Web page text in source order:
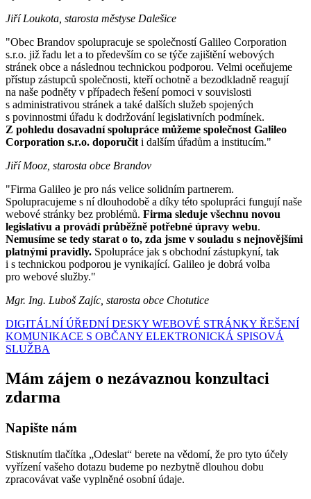
Jiří Loukota, starosta městyse Dalešice
"Obec Brandov spolupracuje se společností Galileo Corporation
s.r.o. již řadu let a to především co se týče zajištění webových
stránek obce a následnou technickou podporou. Velmi oceňujeme
přístup zástupců společnosti, kteří ochotně a bezodkladně reagují
na naše podněty v případech řešení pomoci v souvislosti
s administrativou stránek a také dalších služeb spojených
s povinnostmi úřadu k dodržování legislativních podmínek.
Z pohledu dosavadní spolupráce můžeme společnost Galileo
Corporation s.r.o. doporučit i dalším úřadům a institucím."
Jiří Mooz, starosta obce Brandov
"Firma Galileo je pro nás velice solidním partnerem.
Spolupracujeme s ní dlouhodobě a díky této spolupráci fungují naše
webové stránky bez problémů. Firma sleduje všechnu novou
legislativu a provádí průběžně potřebné úpravy webu.
Nemusíme se tedy starat o to, zda jsme v souladu s nejnovějšími
platnými pravidly. Spolupráce jak s obchodní zástupkyní, tak
i s technickou podporou je vynikající. Galileo je dobrá volba
pro webové služby."
Mgr. Ing. Luboš Zajíc, starosta obce Chotutice
DIGITÁLNÍ ÚŘEDNÍ DESKY WEBOVÉ STRÁNKY ŘEŠENÍ
KOMUNIKACE S OBČANY ELEKTRONICKÁ SPISOVÁ
SLUŽBA
Mám zájem o nezávaznou konzultaci
zdarma
Napište nám
Stisknutím tlačítka „Odeslat“ berete na vědomí, že pro tyto účely
vyřízení vašeho dotazu budeme po nezbytně dlouhou dobu
zpracovávat vaše vyplněné osobní údaje.